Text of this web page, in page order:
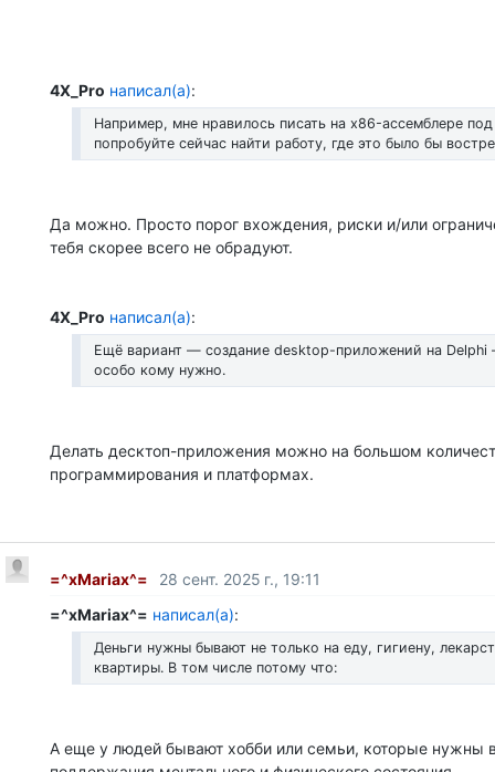
4X_Pro написал(а):
Например, мне нравилось писать на x86-ассемблере под
попробуйте сейчас найти работу, где это было бы
Да можно. Просто порог вхождения, риски и/или
тебя скорее всего не обрадуют.
4X_Pro написал(а):
Ещё вариант — создание desktop-приложений на Delphi
особо кому нужно.
Делать десктоп-приложения можно на большом
программирования и платформах.
=^xMariax^=
28 сент. 2025 г., 19:11
=^xMariax^= написал(а):
Деньги нужны бывают не только на еду, гигиену,
квартиры. В том числе потому что:
А еще у людей бывают хобби или семьи, которые нужны